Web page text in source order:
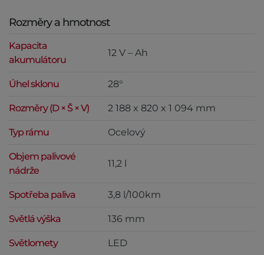
Rozměry a hmotnost
Kapacita
akumulátoru
12 V – Ah
Úhel sklonu 28°
Rozměry (D × Š × V) 2 188 x 820 x 1 094 mm
Typ rámu Ocelový
Objem palivové
nádrže
11,2 l
Spotřeba paliva 3,8 l/100km
Světlá výška 136 mm
Světlomety LED